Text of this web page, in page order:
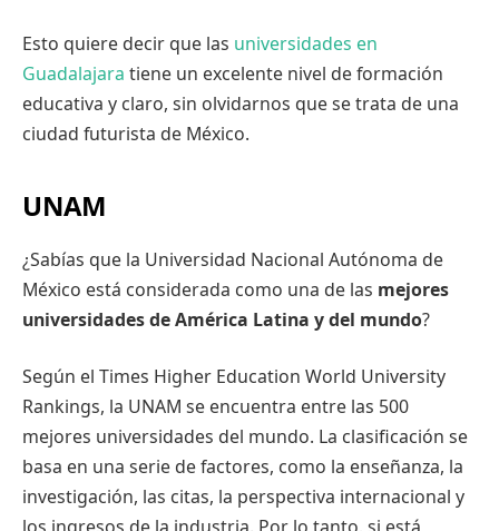
Esto quiere decir que las universidades en
Guadalajara tiene un excelente nivel de formación
educativa y claro, sin olvidarnos que se trata de una
ciudad futurista de México.
UNAM
¿Sabías que la Universidad Nacional Autónoma de
México está considerada como una de las mejores
universidades de América Latina y del mundo?
Según el Times Higher Education World University
Rankings, la UNAM se encuentra entre las 500
mejores universidades del mundo. La clasificación se
basa en una serie de factores, como la enseñanza, la
investigación, las citas, la perspectiva internacional y